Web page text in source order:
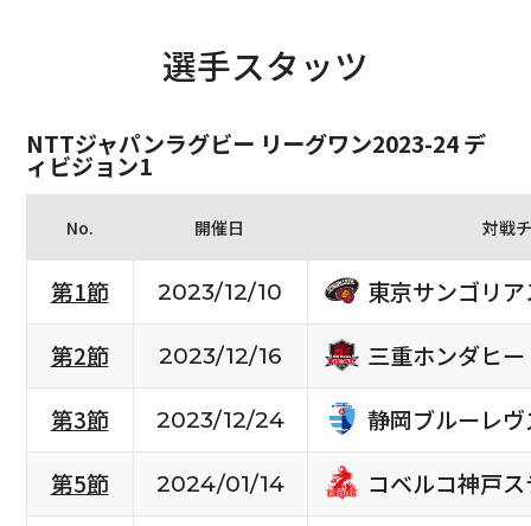
選手スタッツ
NTTジャパンラグビー リーグワン2023-24 デ
ィビジョン1
No. 開催日 対戦
第1節 2023/12/10
東京サンゴリア
第2節
2023/12/16
三重ホンダヒー
第3節
2023/12/24
静岡ブルーレヴ
第5節
2024/01/14
コベルコ神戸